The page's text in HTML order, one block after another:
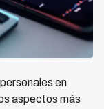
en
aspectos más